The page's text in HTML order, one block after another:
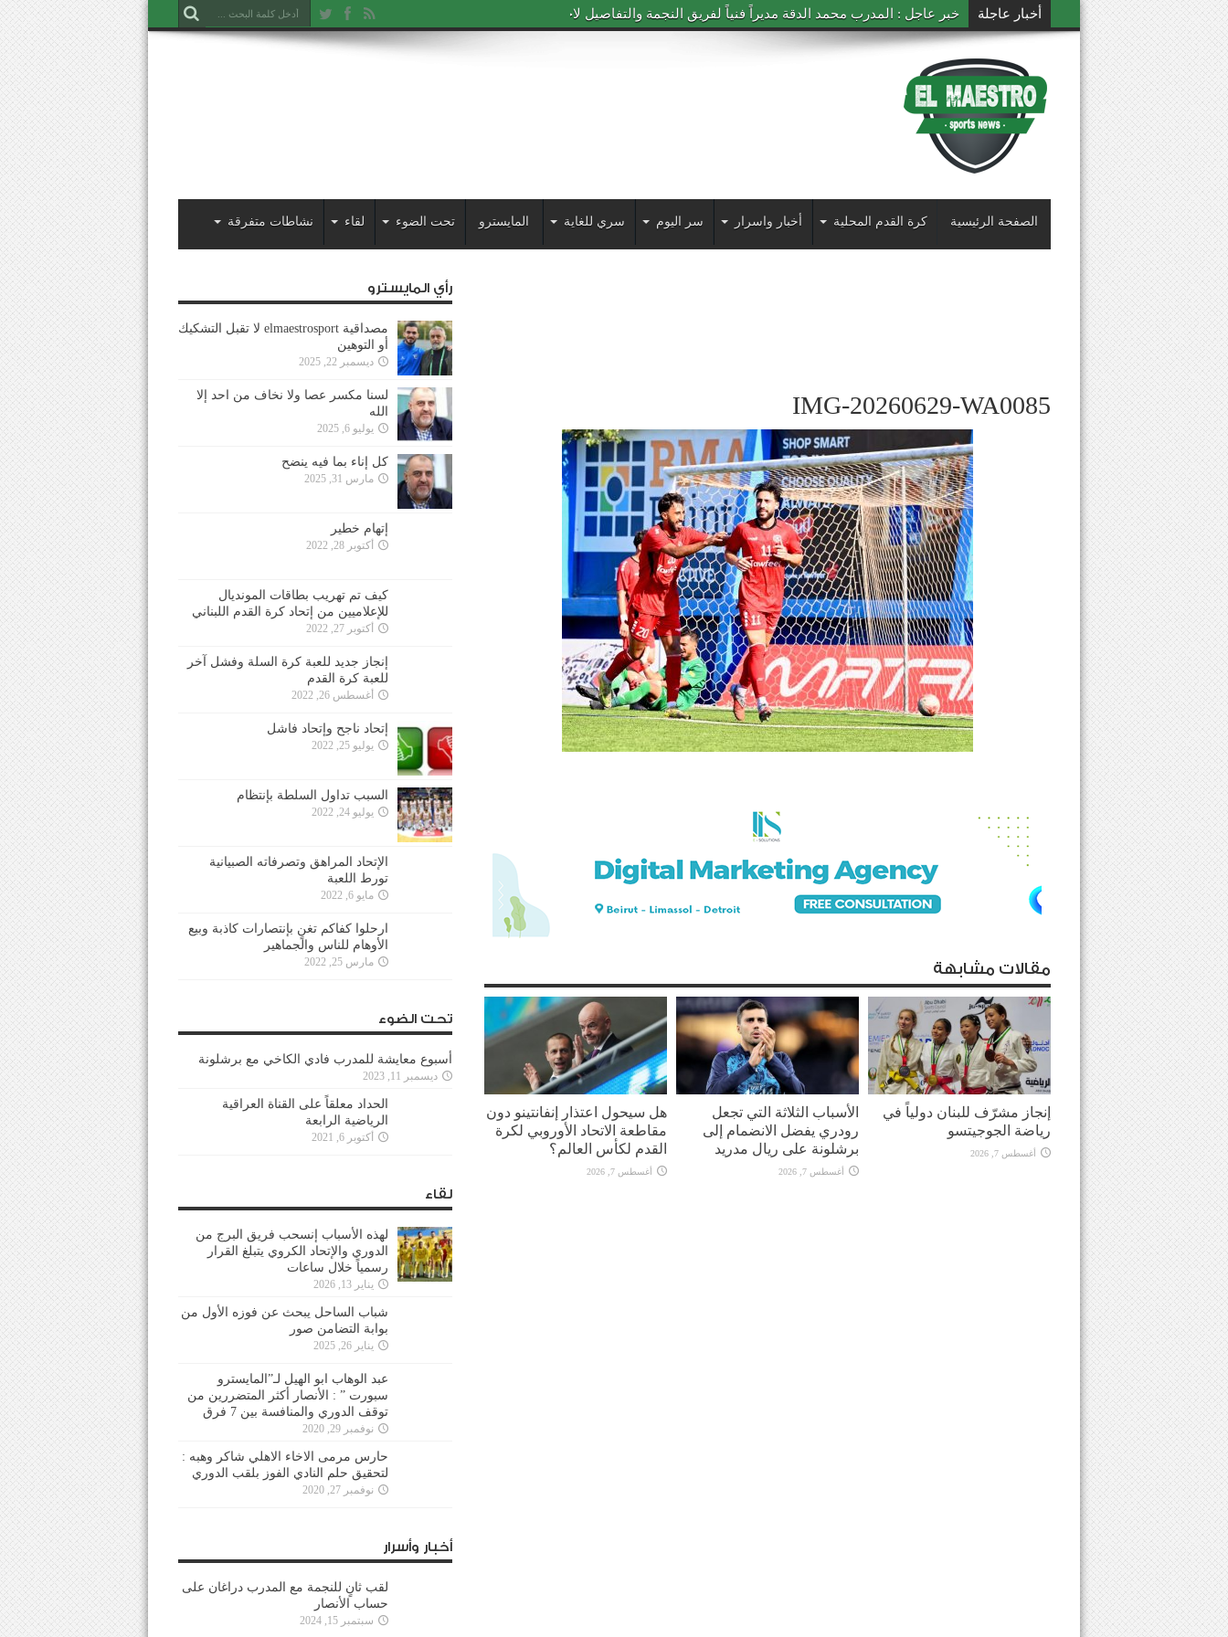
أخبار عاجلة خبر عاجل : المدرب محمد الدقة مديراً فنياً لفريق النجمة والتفاصيل لاحقاً
الصفحة الرئيسية كرة القدم المحلية أخبار واسرار سر اليوم سري للغاية المايسترو تحت الضوء لقاء نشاطات متفرقة
IMG-20260629-WA0085
مقالات مشابهة
إنجاز مشرّف للبنان دولياً في
رياضة الجوجيتسو
أغسطس 7, 2026
الأسباب الثلاثة التي تجعل
رودري يفضل الانضمام إلى
برشلونة على ريال مدريد
أغسطس 7, 2026
هل سيحول اعتذار إنفانتينو دون
مقاطعة الاتحاد الأوروبي لكرة
القدم لكأس العالم؟
أغسطس 7, 2026
رأي المايسترو
مصداقية elmaestrosport لا تقبل التشكيك
أو التوهين
ديسمبر 22, 2025
لسنا مكسر عصا ولا نخاف من احد إلا
الله
يوليو 6, 2025
كل إناء بما فيه ينضح
مارس 31, 2025
إتهام خطير
أكتوبر 28, 2022
كيف تم تهريب بطاقات المونديال
للإعلاميين من إتحاد كرة القدم اللبناني
أكتوبر 27, 2022
إنجاز جديد للعبة كرة السلة وفشل آخر
للعبة كرة القدم
أغسطس 26, 2022
إتحاد ناجح وإتحاد فاشل
يوليو 25, 2022
السبب تداول السلطة بإنتظام
يوليو 24, 2022
الإتحاد المراهق وتصرفاته الصبيانية
تورط اللعبة
مايو 6, 2022
ارحلوا كفاكم تغنٍ بإنتصارات كاذبة وبيع
الأوهام للناس والجماهير
مارس 25, 2022
تحت الضوء
أسبوع معايشة للمدرب فادي الكاخي مع برشلونة
ديسمبر 11, 2023
الحداد معلقاً على القناة العراقية
الرياضية الرابعة
أكتوبر 6, 2021
لقاء
لهذه الأسباب إنسحب فريق البرج من
الدوري والإتحاد الكروي يتبلغ القرار
رسمياً خلال ساعات
يناير 13, 2026
شباب الساحل يبحث عن فوزه الأول من
بوابة التضامن صور
يناير 26, 2025
عبد الوهاب ابو الهيل لـ”المايسترو
سبورت ” : الأنصار أكثر المتضررين من
توقف الدوري والمنافسة بين 7 فرق
نوفمبر 29, 2020
حارس مرمى الاخاء الاهلي شاكر وهبه :
لتحقيق حلم النادي الفوز بلقب الدوري
نوفمبر 27, 2020
أخبار وأسرار
لقب ثانٍ للنجمة مع المدرب دراغان على
حساب الأنصار
سبتمبر 15, 2024